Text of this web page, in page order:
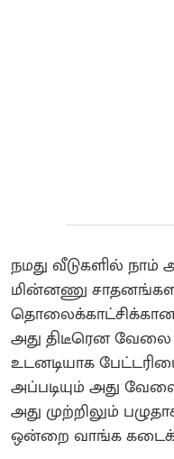
நமது வீடுகளில்
மின்னணு
தொலைக்காட்சிக்கான
அது திடீரென
உடனடியாக
அப்படியும் அது
அது முற்றிலும்
ஒன்றை வாங்க